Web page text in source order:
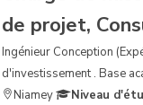
de projet,
Ingénieur Conception
d'investissement . Base
Niamey
Niveau